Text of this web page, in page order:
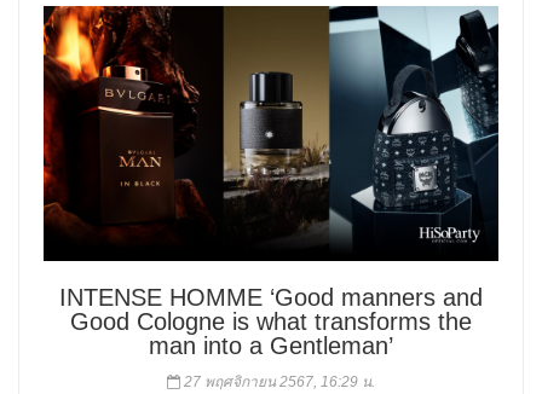
INTENSE HOMME ‘Good manners and
Good Cologne is what transforms the
man into a Gentleman’
27 พฤศจิกายน 2567, 16:29 น.